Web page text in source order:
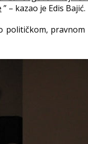
” – kazao je Edis Bajić.
političkom,